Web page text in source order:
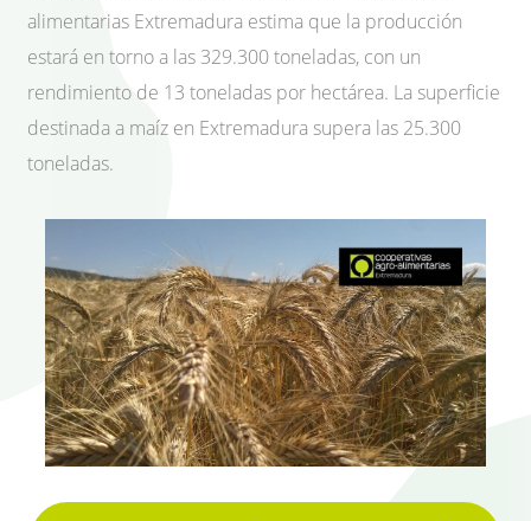
alimentarias Extremadura estima que la producción
estará en torno a las 329.300 toneladas, con un
rendimiento de 13 toneladas por hectárea. La superficie
destinada a maíz en Extremadura supera las 25.300
toneladas.